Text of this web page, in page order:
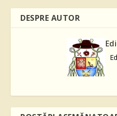
DESPRE AUTOR